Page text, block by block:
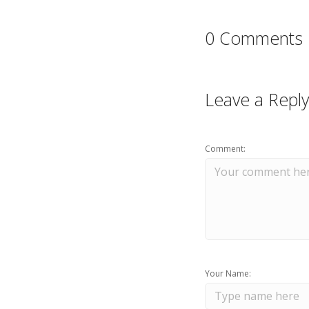
0 Comments
Leave a Reply
Comment:
Your Name: